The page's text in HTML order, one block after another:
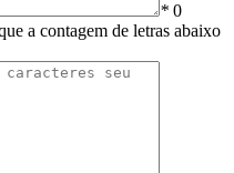
* 0
a contagem de letras abaixo